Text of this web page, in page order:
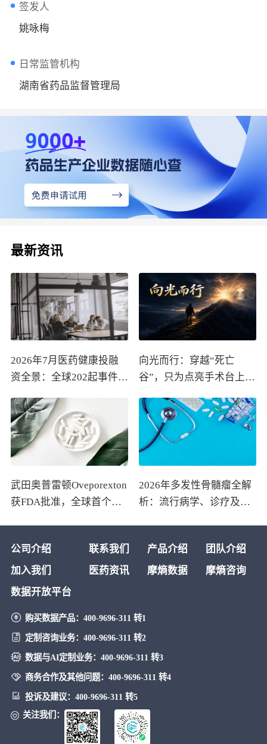
签发人
姚咏梅
日常监管机构
湖南省药品监督管理局
最新资讯
2026年7月医药健康投融
资全景：全球202起事件、
药研发双赛道吸金564亿
向光而行：穿越“死亡
谷”，只为点亮手术台上的
武田奥普雷顿Oveporexton
获FDA批准，全球首个靶
2026年多发性骨髓瘤全解
析：流行病学、诊疗及医
公司介绍 联系我们 产品介绍
团队介绍
加入我们
医药资讯 摩熵数据
摩熵咨询
数据开放平台
购买数据产品： 400-9696-311 转1
定制咨询业务： 400-9696-311 转2
数据与AI定制业务： 400-9696-311 转3
商务合作及其他问题： 400-9696-311 转4
投诉及建议： 400-9696-311 转5
关注我们：